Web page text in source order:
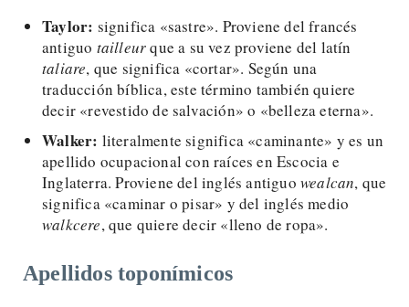
Taylor: significa «sastre». Proviene del francés
antiguo tailleurque a su vez proviene del latín
taliare, que significa «cortar». Según una
traducción bíblica, este término también quiere
decir «revestido de salvación» o «belleza eterna».
Walker: literalmente significa «caminante» y es un
apellido ocupacional con raíces en Escocia e
Inglaterra. Proviene del inglés antiguo wealcan, que
significa «caminar o pisar» y del inglés medio
walkcere, que quiere decir «lleno de ropa».
Apellidos toponímicos